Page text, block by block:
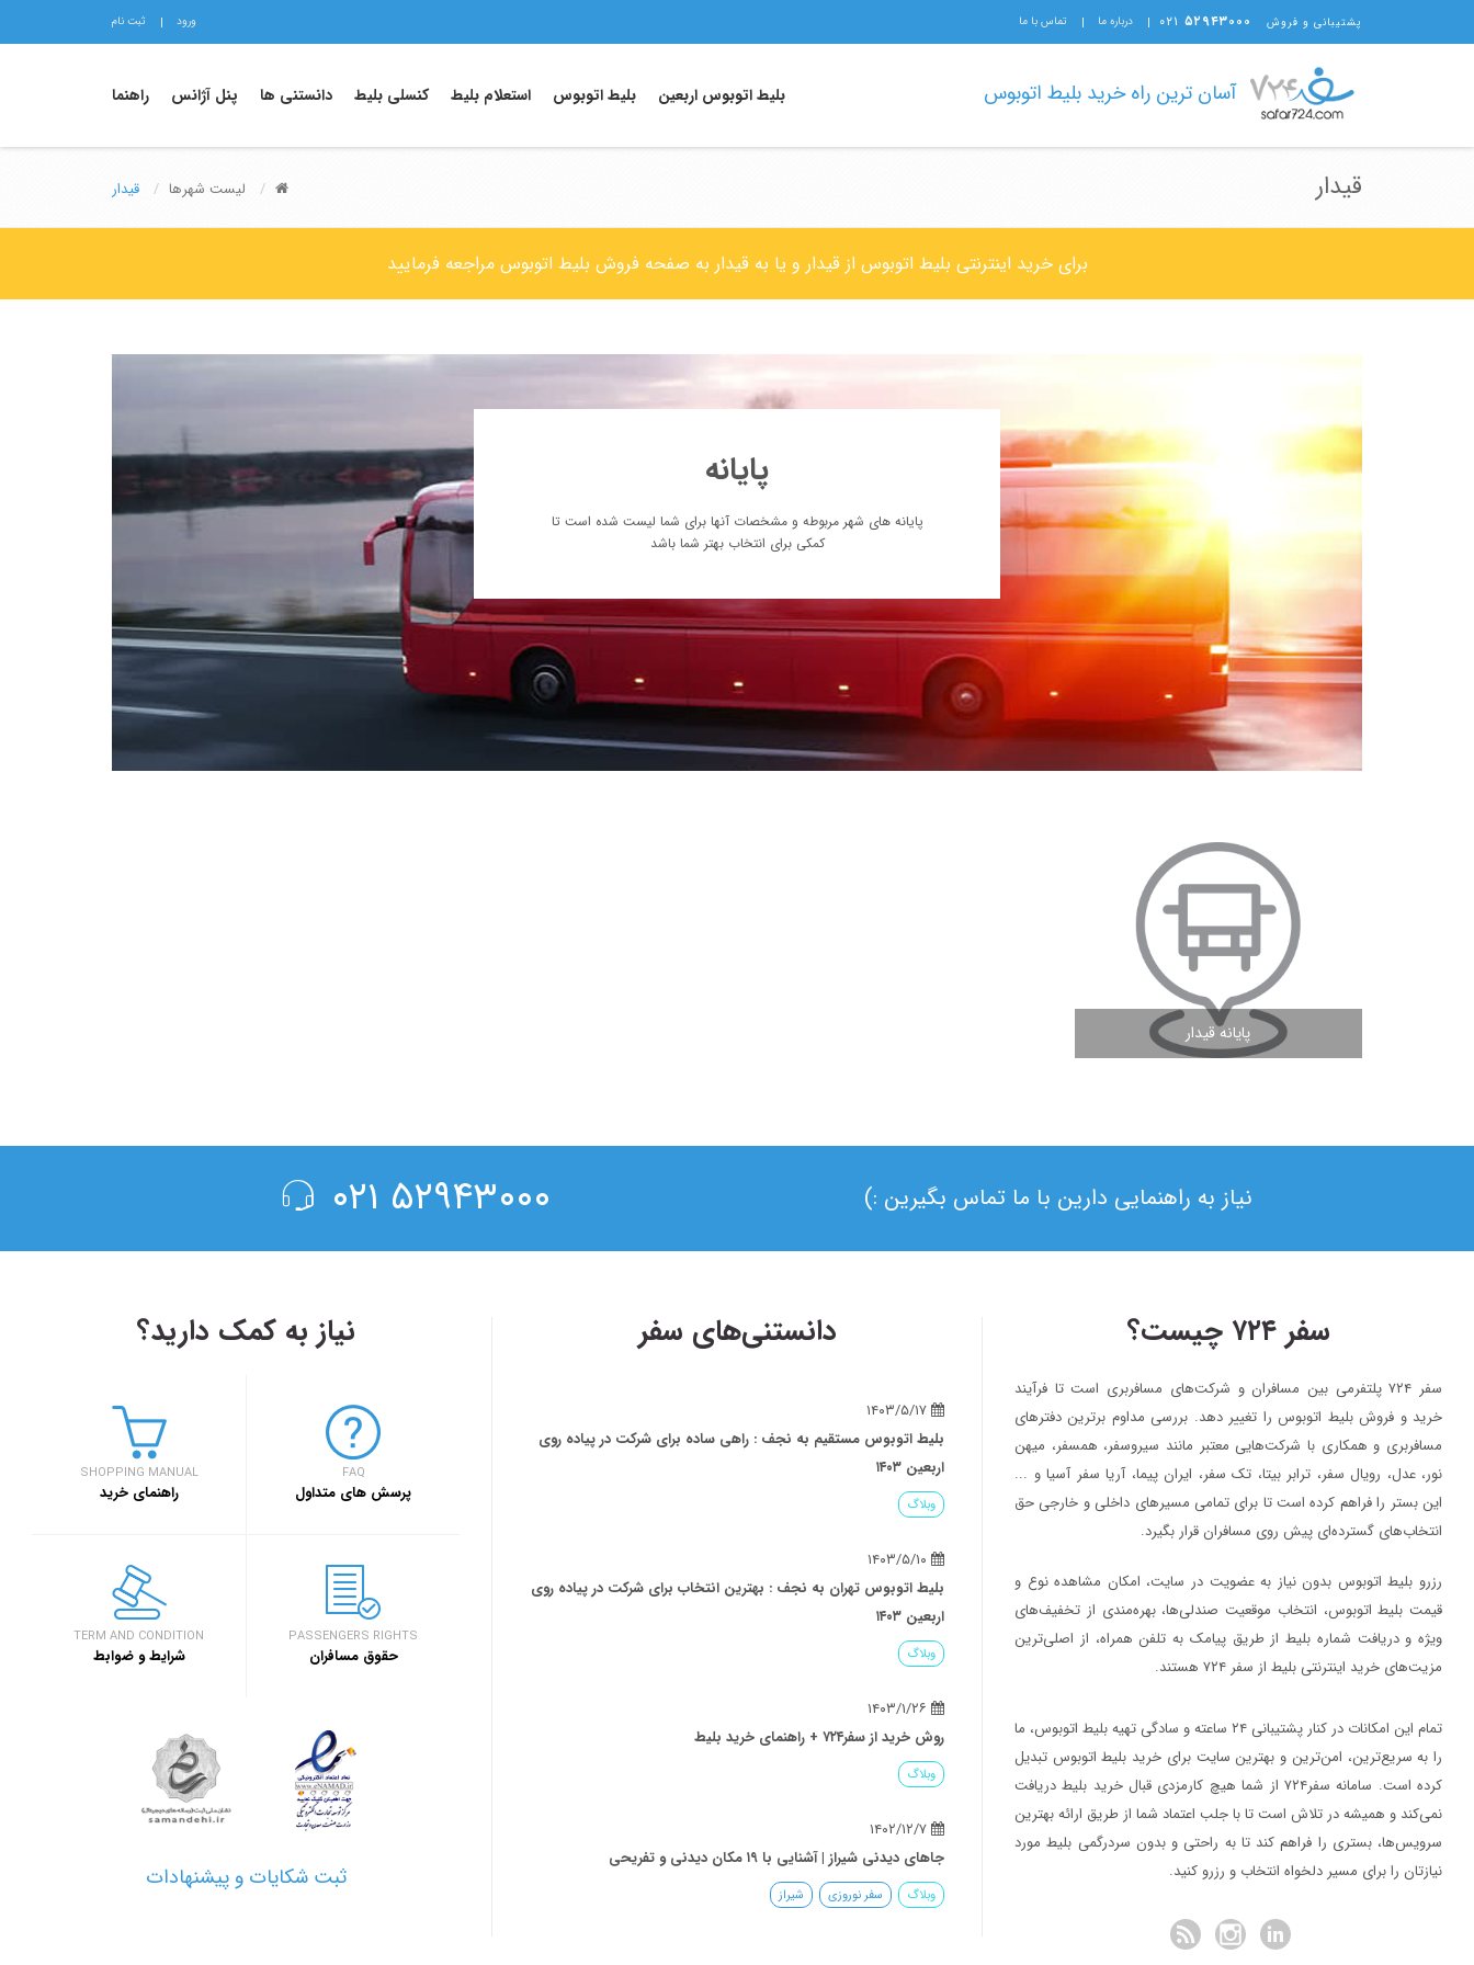
پشتیبانی و فروش ۵۲۹۴۳۰۰۰ ۰۲۱ درباره ما تماس با ما ورود ثبت نام
آسان ترین راه خرید بلیط اتوبوس بلیط اتوبوس اربعین بلیط اتوبوس استعلام بلیط کنسلی بلیط دانستنی ها پنل آژانس راهنما
قیدار لیست شهرها قیدار
برای خرید اینترنتی بلیط اتوبوس از قیدار و یا به قیدار به صفحه فروش بلیط اتوبوس مراجعه فرمایید
پایانه
پایانه های شهر مربوطه و مشخصات آنها برای شما لیست شده است تا
کمکی برای انتخاب بهتر شما باشد
پایانه قیدار
مشاهده ادامه مطلب
نیاز به راهنمایی دارین با ما تماس بگیرین :) ۵۲۹۴۳۰۰۰ ۰۲۱
سفر ۷۲۴ چیست؟
سفر ۷۲۴ پلتفرمی بین مسافران و شرکت‌های مسافربری است تا فرآیند
خرید و فروش بلیط اتوبوس را تغییر دهد. بررسی مداوم برترین دفترهای
مسافربری و همکاری با شرکت‌هایی معتبر مانند سیروسفر، همسفر، میهن‌
نور، عدل، رویال سفر، ترابر بیتا، تک سفر، ایران پیما، آریا سفر آسیا و ...
این بستر را فراهم کرده است تا برای تمامی مسیرهای داخلی و خارجی حق
انتخاب‌های گسترده‌ای پیش روی مسافران قرار بگیرد.
رزرو بلیط اتوبوس بدون نیاز به عضویت در سایت، امکان مشاهده نوع و
قیمت بلیط اتوبوس، انتخاب موقعیت صندلی‌ها، بهره‌مندی از تخفیف‌های
ویژه و دریافت شماره‌ بلیط از طریق پیامک به تلفن همراه، از اصلی‌ترین
مزیت‌های خرید اینترنتی بلیط از سفر ۷۲۴ هستند.
تمام این امکانات در کنار پشتیبانی‌ ۲۴ ساعته و سادگی تهیه بلیط اتوبوس، ما
را به سریع‌ترین، امن‌ترین و بهترین سایت برای خرید بلیط اتوبوس تبدیل
کرده است. سامانه سفر۷۲۴ از شما هیچ کارمزدی قبال خرید بلیط دریافت
نمی‌کند و همیشه در تلاش است تا با جلب اعتماد شما از طریق ارائه بهترین
سرویس‌ها، بستری را فراهم کند تا به راحتی و بدون سردرگمی بلیط مورد
نیازتان را برای مسیر دلخواه انتخاب و رزرو کنید.
دانستنی‌های سفر
حضور سفر۷۲۴ در دومین رویداد بهار کارآفرینان استارتاپی تبریز
سفر۷۲۴ خبر
۱۳۹۷/۹/۱
اصفهان برگزار خواهد شد.
نحوه دریافت ارز مسافرتی از بانک‌ها
خبر
بلیط اتوبوس مستقیم به نجف : راهی ساده برای شرکت در پیاده روی
اربعین ۱۴۰۳
وبلاگ
بلیط اتوبوس تهران به نجف : بهترین انتخاب برای شرکت در پیاده روی
اربعین ۱۴۰۳
وبلاگ
روش خرید از سفر۷۲۴ + راهنمای خرید بلیط
وبلاگ
جاهای دیدنی شیراز | آشنایی با ۱۹ مکان دیدنی و تفریحی
وبلاگ سفر نوروزی شیراز
سفر۷۲۴
نیاز به کمک دارید؟
SHOPPING MANUAL
راهنمای خرید
FAQ
پرسش های متداول
TERM AND CONDITION
شرایط و ضوابط
PASSENGERS RIGHTS
حقوق مسافران
ثبت شکایات و پیشنهادات